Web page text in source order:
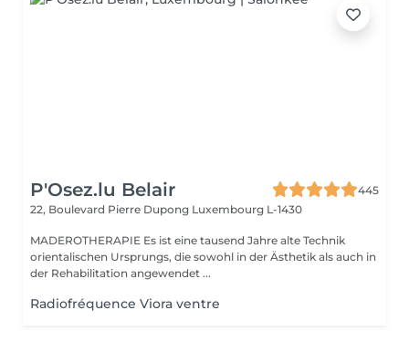
P'Osez.lu Belair
445
22, Boulevard Pierre Dupong Luxembourg L-1430
MADEROTHERAPIE Es ist eine tausend Jahre alte Technik
orientalischen Ursprungs, die sowohl in der Ästhetik als auch in
der Rehabilitation angewendet ...
Radiofréquence Viora ventre